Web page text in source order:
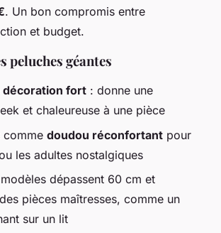
. Un bon compromis entre
et budget.
peluches géantes
décoration fort : donne une
et chaleureuse à une pièce
doudou réconfortant pour
les adultes nostalgiques
dépassent 60 cm et
pièces maîtresses, comme un
sur un lit